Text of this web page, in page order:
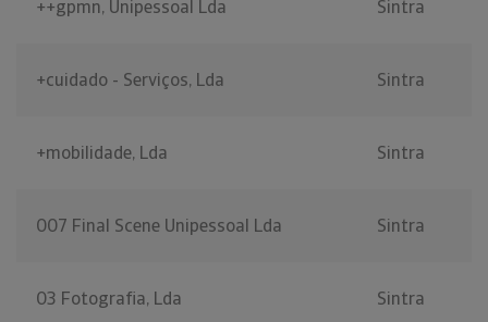
++gpmn, Unipessoal Lda Sintra
+cuidado - Serviços, Lda Sintra
+mobilidade, Lda Sintra
007 Final Scene Unipessoal Lda Sintra
03 Fotografia, Lda Sintra